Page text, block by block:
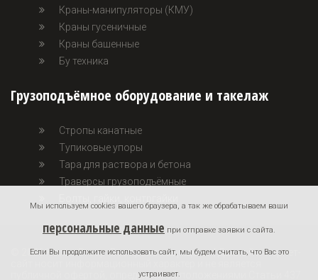
Краны-манипуляторы (КМУ)
Краны гусеничные
Краны башенные
Бу техника
Грузоподъёмное оборудование и такелаж
Стропы канатные
Тупиковые упоры
Тара для раствора и бетона
Траверсы грузоподъёмные
© 2026 KontexGroup. Все права защищены. | Данный интернет-
публичной офертой, определяемой положениями Статьи 437
Мы используем cookies вашего браузера, а так же обрабатываем ваши
персональные данные при отправке заявки с сайта.
Если Вы продолжите использовать сайт, мы будем считать, что Вас это
устраивает.